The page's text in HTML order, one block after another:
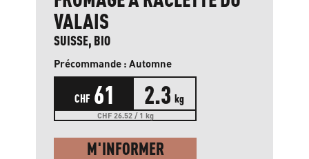
VALAIS
SUISSE, BIO
Précommande : Automne
CHF 61 2.3 kg
CHF 26.52 / 1 kg
M'INFORMER